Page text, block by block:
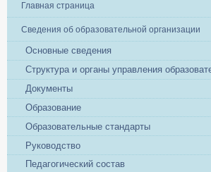
Главная страница
Сведения об образовательной организации
Основные сведения
Структура и органы управления
Документы
Образование
Образовательные стандарты
Руководство
Педагогический состав